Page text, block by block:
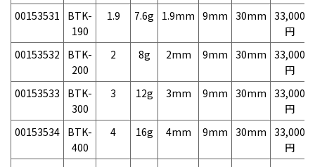
00153531
BTK-
190
1.9 7.6g 1.9mm 9mm 30mm 33,000
円
00153532
BTK-
200
2 8g 2mm 9mm 30mm 33,000
円
00153533
BTK-
300
3 12g 3mm 9mm 30mm 33,000
円
00153534 BTK-
400
4 16g 4mm 9mm 30mm 33,000
円